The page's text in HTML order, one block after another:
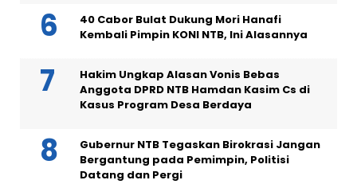
40 Cabor Bulat Dukung Mori Hanafi
Kembali Pimpin KONI NTB, Ini Alasannya
Hakim Ungkap Alasan Vonis Bebas
Anggota DPRD NTB Hamdan Kasim Cs di
Kasus Program Desa Berdaya
Gubernur NTB Tegaskan Birokrasi Jangan
Bergantung pada Pemimpin, Politisi
Datang dan Pergi